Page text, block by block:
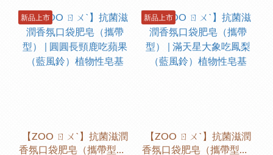
新品上市
【ZOO ㄖㄨˋ】抗菌滋潤
香氛口袋肥皂（攜帶型） |
新品上市
【ZOO ㄖㄨˋ】抗菌滋潤
香氛口袋肥皂（攜帶型） |